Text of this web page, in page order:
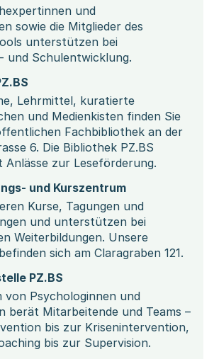
und
sowie die Mitglieder des
unterstützen bei
und Schulentwicklung.
Lehrmittel, kuratierte
und Medienkisten finden Sie
Fachbibliothek an der
6. Die Bibliothek PZ.BS
zur Leseförderung.
und Kurszentrum
Kurse, Tagungen und
und unterstützen bei
Weiterbildungen. Unsere
sich am Claragraben 121.
PZ.BS
von Psychologinnen und
berät Mitarbeitende und Teams –
bis zur Krisenintervention,
bis zur Supervision.